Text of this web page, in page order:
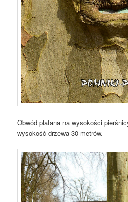
Obwód platana na wysokości
wysokość drzewa 30 metrów.